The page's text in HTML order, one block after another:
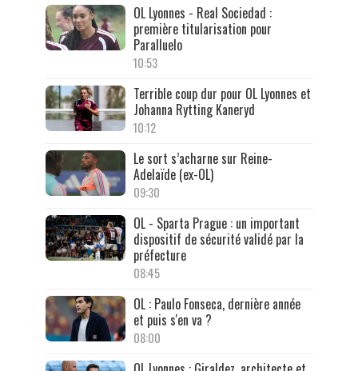
OL Lyonnes - Real Sociedad :
première titularisation pour
Paralluelo
10:53
Terrible coup dur pour OL Lyonnes et
Johanna Rytting Kaneryd
10:12
Le sort s’acharne sur Reine-
Adelaïde (ex-OL)
09:30
OL - Sparta Prague : un important
dispositif de sécurité validé par la
préfecture
08:45
OL : Paulo Fonseca, dernière année
et puis s'en va ?
08:00